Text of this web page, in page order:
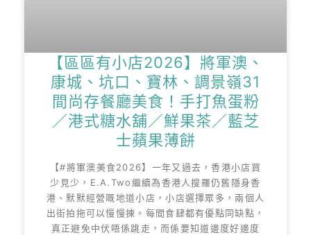
【區區有小店2026】將軍澳、
康城、坑口、寶林、調景嶺31
間尚存餐廳美食！手打魚蛋粉
／港式糖水舖／鮮果茶／藍芝
士蘋果薄餅
【#將軍澳美食2026】一年又過去，香港小店買
少見少，E.A.Two繼續為香港人搜羅仍舊隱身香
港、默默經營嘅地道小店，小店選擇眾多，兩個人
出街拍拖可以慢慢揀。每間食肆都有優點同缺點，
真正避免中伏唔係跳走，而係要知道邊度好邊度